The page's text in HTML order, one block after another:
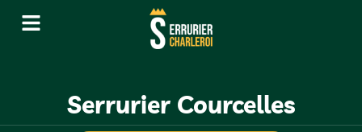
Serrurier Courcelles